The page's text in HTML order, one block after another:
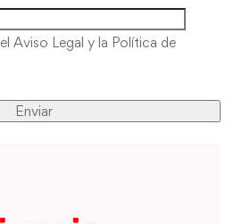
el Aviso Legal y la Política de